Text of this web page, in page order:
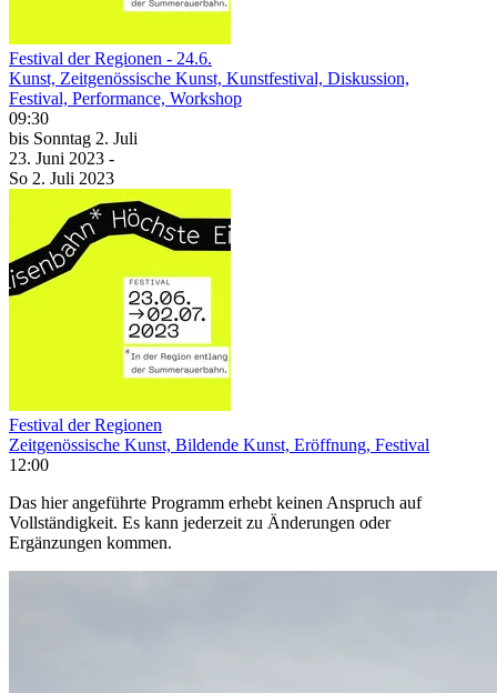
Festival der Regionen - 24.6.
Kunst, Zeitgenössische Kunst, Kunstfestival, Diskussion,
Festival, Performance, Workshop
09:30
bis Sonntag 2. Juli
23. Juni 2023 -
So 2. Juli 2023
Festival der Regionen
Zeitgenössische Kunst, Bildende Kunst, Eröffnung, Festival
12:00
Das hier angeführte Programm erhebt keinen Anspruch auf
Vollständigkeit. Es kann jederzeit zu Änderungen oder
Ergänzungen kommen.